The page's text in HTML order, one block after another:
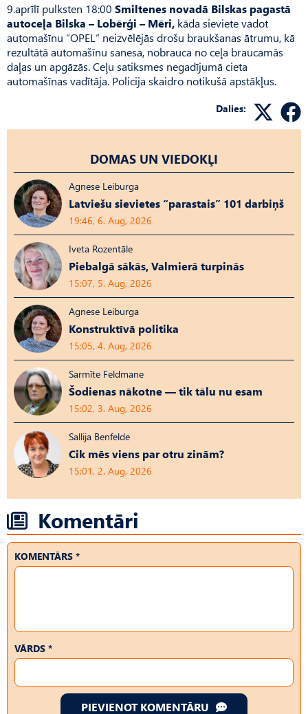
9.aprīlī pulksten 18:00 Smiltenes novadā Bilskas pagastā
autoceļa Bilska – Lobērģi – Mēri, kāda sieviete vadot
automašīnu “OPEL” neizvēlējās drošu braukšanas ātrumu, kā
rezultātā automašīnu sanesa, nobrauca no ceļa braucamās
daļas un apgāzās. Ceļu satiksmes negadījumā cieta
automašīnas vadītāja. Policija skaidro notikušā apstākļus.
Dalies:
DOMAS UN VIEDOKĻI
Agnese Leiburga
Latviešu sievietes “parastais” 101 darbiņš
19:46, 6. Aug, 2026
Iveta Rozentāle
Piebalgā sākās, Valmierā turpinās
15:07, 5. Aug, 2026
Agnese Leiburga
Konstruktīvā politika
15:05, 4. Aug, 2026
Sarmīte Feldmane
Šodienas nākotne — tik tālu nu esam
15:02, 3. Aug, 2026
Sallija Benfelde
Cik mēs viens par otru zinām?
15:01, 2. Aug, 2026
Komentāri
KOMENTĀRS *
VĀRDS *
PIEVIENOT KOMENTĀRU